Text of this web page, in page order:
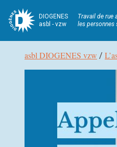
DIOGENES
asbl - vzw
Travail de rue
les personnes
Fil
asbl DIOGENES vzw /